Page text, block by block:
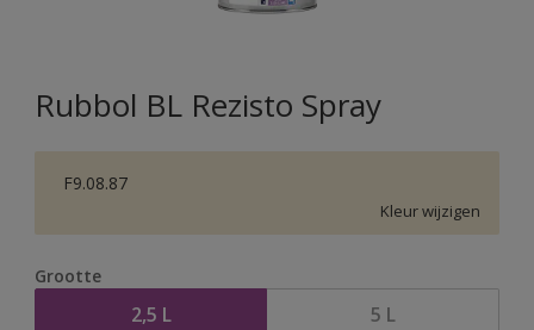
Rubbol BL Rezisto Spray
F9.08.87
Kleur wijzigen
Grootte
2,5 L 5 L